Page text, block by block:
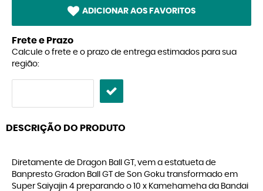
ADICIONAR AOS FAVORITOS
Frete e Prazo
Calcule o frete e o prazo de entrega estimados para sua
região:
DESCRIÇÃO DO PRODUTO
Diretamente de Dragon Ball GT, vem a estatueta de
Banpresto Gradon Ball GT de Son Goku transformado em
Super Saiyajin 4 preparando o 10 x Kamehameha da Bandai